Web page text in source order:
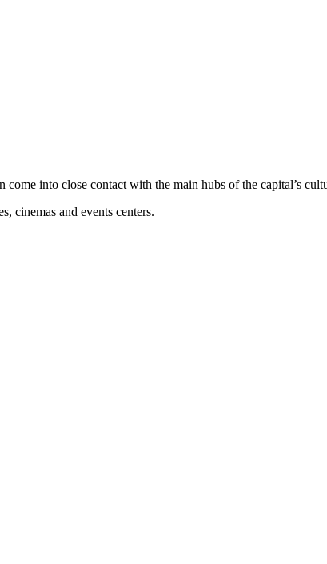
into close contact with the main hubs of the capital’s
cinemas and events centers.